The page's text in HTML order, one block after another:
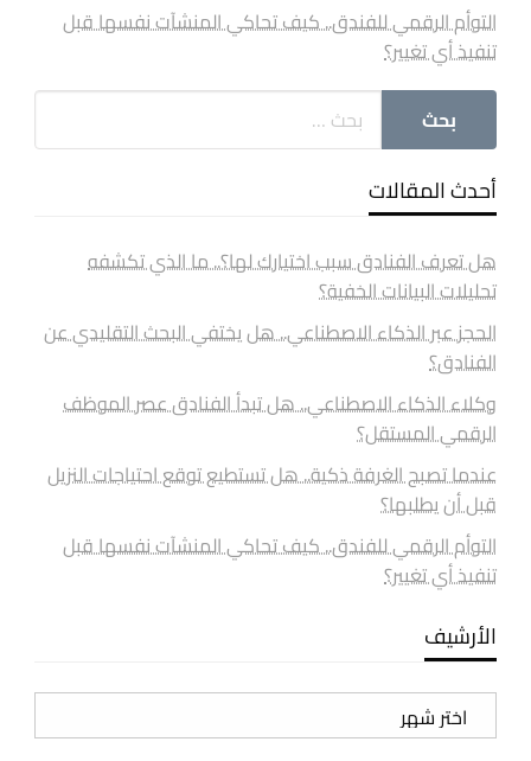
التوأم الرقمي للفندق.. كيف تحاكي المنشآت نفسها قبل
تنفيذ أي تغيير؟
أحدث المقالات
هل تعرف الفنادق سبب اختيارك لها؟.. ما الذي تكشفه
تحليلات البيانات الخفية؟
الحجز عبر الذكاء الاصطناعي.. هل يختفي البحث التقليدي عن
الفنادق؟
وكلاء الذكاء الاصطناعي.. هل تبدأ الفنادق عصر الموظف
الرقمي المستقل؟
عندما تصبح الغرفة ذكية.. هل تستطيع توقع احتياجات النزيل
قبل أن يطلبها؟
التوأم الرقمي للفندق.. كيف تحاكي المنشآت نفسها قبل
تنفيذ أي تغيير؟
الأرشيف
الأرشيف